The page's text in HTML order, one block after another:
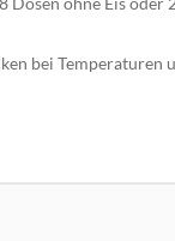
bei Temperaturen